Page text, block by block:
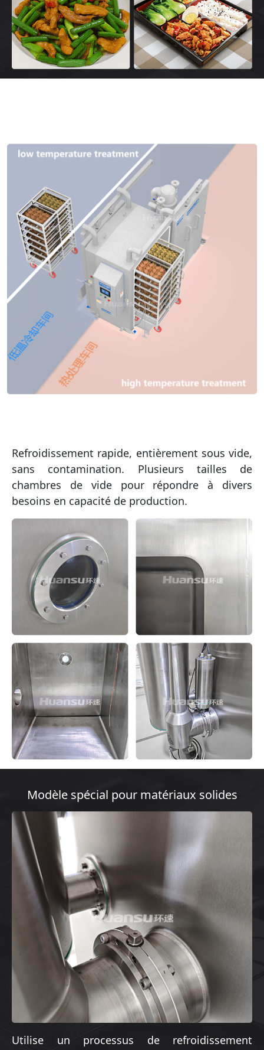
Refroidissement rapide, entièrement sous vide,
sans contamination. Plusieurs tailles de
chambres de vide pour répondre à divers
besoins en capacité de production.
Modèle spécial pour matériaux solides
Utilise un processus de refroidissement